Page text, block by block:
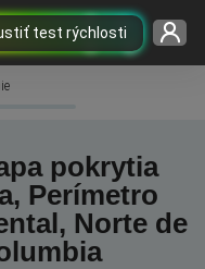
test rýchlosti
pokrytia
Perímetro
Norte de